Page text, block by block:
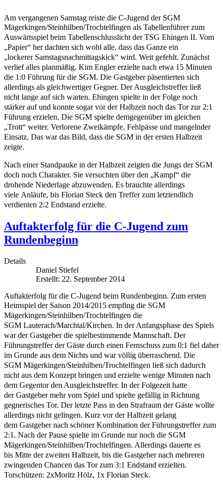
Am vergangenen Samstag reiste die C-Jugend der SGM
Mägerkingen/Steinhilben/Trochtelfingen als Tabellenführer zum
Auswärtsspiel beim Tabellenschlusslicht derTSG Ehingen II. Vom
„Papier“ her dachten sich wohl alle, dass das Ganze ein
„lockerer Samstagsnachmittagskick“ wird. Weit gefehlt. Zunächst
verlief alles planmäßig. Kim Engler erzielte nach etwa 15 Minuten
die 1:0 Führung für die SGM. Die Gastgeber päsentierten sich
allerdings als gleichwertiger Gegner. Der Ausgleichstreffer ließ
nicht lange auf sich warten. Ehingen spielte in der Folge noch
stärker auf und konnte sogarvor der Halbzeit noch das Tor zur 2:1
Führung erzielen. Die SGM spielte demgegenüberim gleichen
„Trott“ weiter. Verlorene Zweikämpfe, Fehlpässe und mangelnder
Einsatz. Das war das Bild, dass die SGM in der ersten Halbzeit
zeigte.
Nach einer Standpauke in der Halbzeit zeigten die Jungs der SGM
doch noch Charakter. Sie versuchten überden „Kampf“ die
drohende Niederlage abzuwenden. Es brauchte allerdings
viele Anläufe, bis Florian Steck den Treffer zum letztendlich
verdienten 2:2 Endstand erzielte.
Auftakterfolg für die C-Jugend zum
Rundenbeginn
Details
Daniel Stiefel
Erstellt: 22. September 2014
Auftakterfolg für die C-Jugend beim Rundenbeginn. Zum ersten
Heimspiel der Saison 2014/2015 empfing die SGM
Mägerkingen/Steinhilben/Trochtelfingen die
SGM Lauterach/Marchtal/Kirchen. In der Anfangsphase des Spiels
war der Gastgeber die spielbestimmende Mannschaft. Der
Führungstreffer der Gäste durch einen Fernschuss zum 0:1 fiel daher
im Grunde aus dem Nichts und war völlig überraschend. Die
SGM Mägerkingen/Steinhilben/Trochtelfingen ließ sich dadurch
nicht aus dem Konzept bringen und erzielte wenige Minuten nach
dem Gegentor den Ausgleichstreffer. In der Folgezeit hatte
derGastgeber mehr vom Spiel und spielte gefällig in Richtung
gegnerisches Tor. Der letzte Pass in den Strafraum der Gäste wollte
allerdings nicht gelingen. Kurz vor der Halbzeit gelang
dem Gastgeber nach schöner Kombination der Führungstreffer zum
2:1. Nach der Pause spielte im Grunde nur noch die SGM
Mägerkingen/Steinhilben/Trochtelfingen. Allerdings dauerte es
bis Mitte der zweiten Halbzeit, bis die Gastgeber nach mehreren
zwingenden Chancen das Torzum 3:1 Endstand erzielten.
Torschützen: 2xMoritz Hölz, 1x Florian Steck.